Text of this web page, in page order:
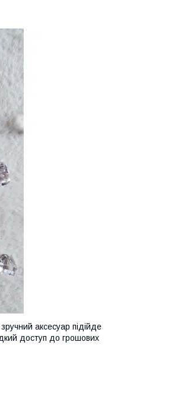
аксесуар підійде
доступ до грошових